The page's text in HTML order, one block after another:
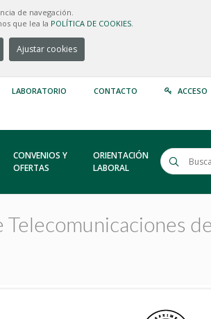
de navegación.
que lea la POLÍTICA DE COOKIES.
Ajustar cookies
LABORATORIO CONTACTO ACCESO
CONVENIOS Y
OFERTAS
ORIENTACIÓN
LABORAL
de